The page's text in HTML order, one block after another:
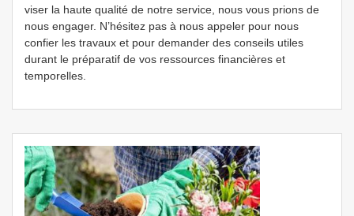
viser la haute qualité de notre service, nous vous prions de
nous engager. N’hésitez pas à nous appeler pour nous
confier les travaux et pour demander des conseils utiles
durant le préparatif de vos ressources financières et
temporelles.